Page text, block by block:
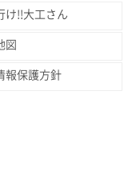
け!!大工さん
図
報保護方針